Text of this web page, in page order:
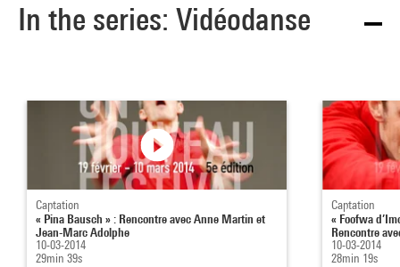
In the series: Vidéodanse
Captation
« Pina Bausch » : Rencontre avec Anne Martin et
Jean-Marc Adolphe
10-03-2014
29min 39s
Captation
« Foofwa
Rencontre
10-03-2014
28min 19s